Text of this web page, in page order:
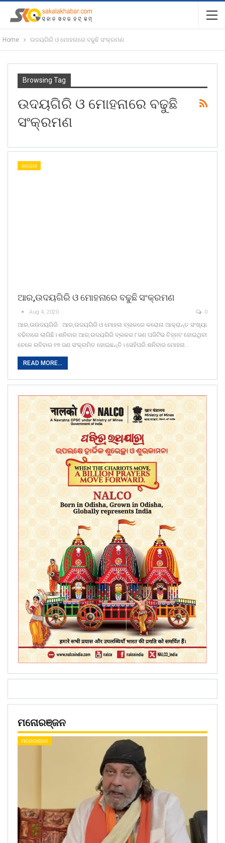
Home ଉଦୟଗିରି ଓ ମୋହନାରେ ବଢୁଛି ସଂକ୍ରମଣ
Browsing Tag
ଉଦୟଗିରି ଓ ମୋହନାରେ ବଢୁଛି
ସଂକ୍ରମଣ
କରୋନା
ଆର,ଉଦୟଗିରି ଓ ମୋହନାରେ ବଢୁଛି ସଂକ୍ରମଣ
Aug 4, 2020 0
ଆର,ଉଉଦୟଗିରି : ଆର,ଉଦୟଗିରି ଓ ମୋହନା ବ୍ଲକରେ କରୋନା ଆକ୍ରାନ୍ତ ସଂଖ୍ୟା
ବଢିବାରେ ଲାଗିଛି। ଶନିବାର ଆର,ଉଦୟଗିରି ବ୍ଲକର ୮ଜଣ ପଜିଟିଭ ଚିହ୍ନଟ ହୋଇଥିବା
ବେଳେ ରବିବାର ୧୭ ଜଣ ସଂକ୍ରମିତ ହୋଇଛନ୍ତି। ସେହିପରି ଶନିବାର ମୋହନା…
READ MORE...
ମନୋରଞ୍ଜନ
ମନୋରଞ୍ଜନ